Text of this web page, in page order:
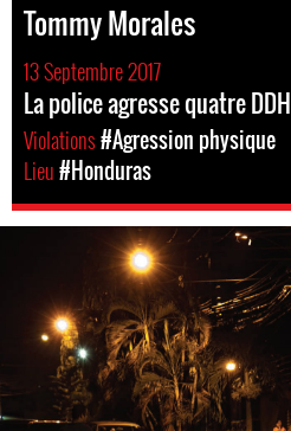
Tommy Morales
13 Septembre 2017
La police agresse quatre DDH
Violations#Agression physique
Lieu#Honduras
honduras-
general-
context.jpg